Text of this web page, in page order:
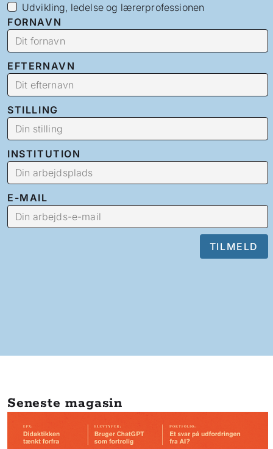
Udvikling, ledelse og lærerprofessionen
FORNAVN
EFTERNAVN
STILLING
INSTITUTION
E-MAIL
Seneste magasin